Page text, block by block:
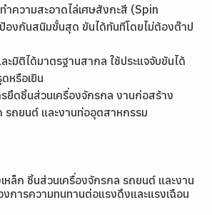
ำความสะอาดไล่เศษสังกะสี (Spin
องกันสนิมขั้นสุด ขันได้ทันทีโดยไม่ต้องต๊าป
ะมิติได้มาตรฐานสากล ใช้ประแจจับขันได้
หรือเยิน
รยึดชิ้นส่วนเครื่องจักรกล งานก่อสร้าง
รถยนต์ และงานท่ออุตสาหกรรม
หล็ก ชิ้นส่วนเครื่องจักรกล รถยนต์ และงาน
การความทนทานต่อแรงดึงและแรงเฉือน